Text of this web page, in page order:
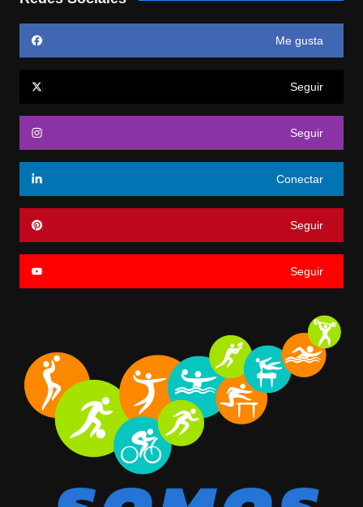
Me gusta
Seguir
Seguir
Conectar
Seguir
Seguir